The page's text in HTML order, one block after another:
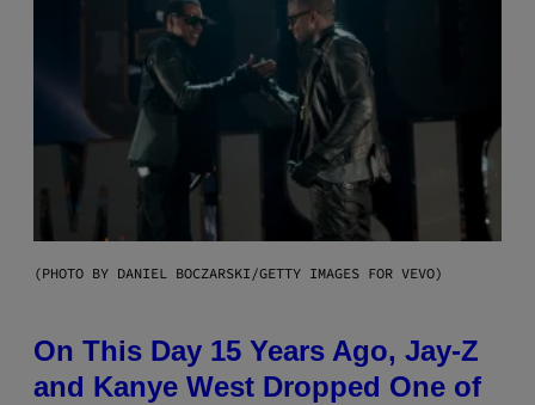
(PHOTO BY DANIEL BOCZARSKI/GETTY IMAGES FOR VEVO)
On This Day 15 Years Ago, Jay-Z
and Kanye West Dropped One of